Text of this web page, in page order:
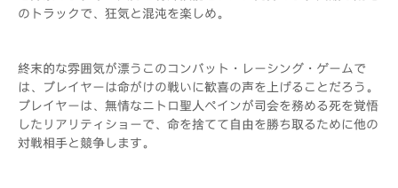
のトラックで、狂気と混沌を楽しめ。
終末的な雰囲気が漂うこのコンバット・レーシング・ゲームで
は、プレイヤーは命がけの戦いに歓喜の声を上げることだろう。
プレイヤーは、無情なニトロ聖人ペインが司会を務める死を覚悟
したリアリティショーで、命を捨てて自由を勝ち取るために他の
対戦相手と競争します。